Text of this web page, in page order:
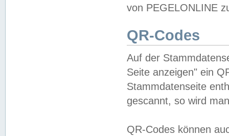
von PEGELONLINE
QR-Codes
Auf der
Seite anzeigen" ein
Stammdatenseite
gescannt, so wird
QR-Codes können